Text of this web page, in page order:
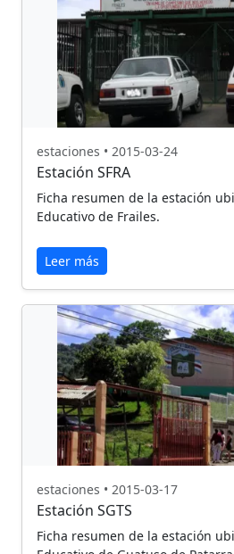
estaciones • 2015-03-24
Estación SFRA
Ficha resumen de la estación
Educativo de Frailes.
Leer más
estaciones • 2015-03-17
Estación SGTS
Ficha resumen de la estación